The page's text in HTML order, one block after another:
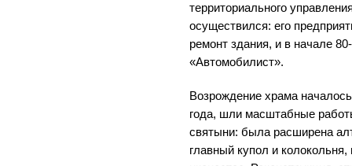
территориального
осуществился: его
ремонт здания, и в начале
«Автомобилист».
Возрождение храма
года, шли масштабные
святыни: была расширена
главный купол и